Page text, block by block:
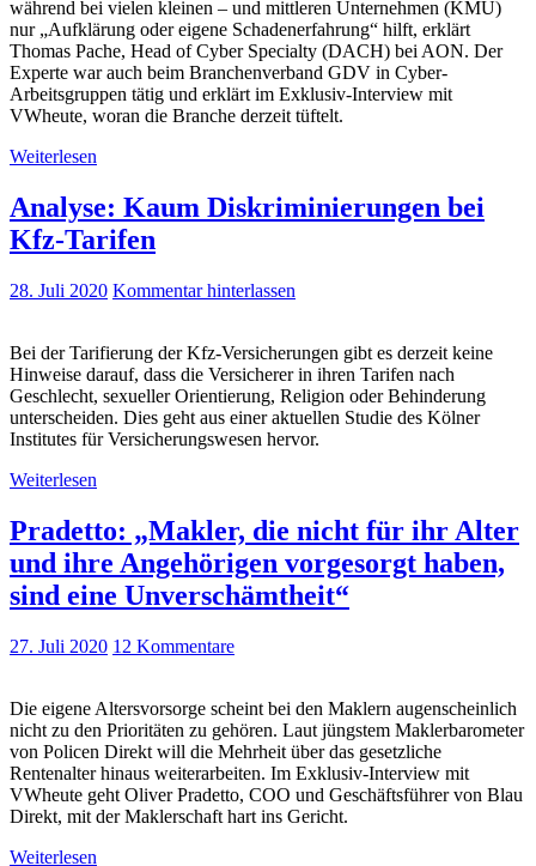
während bei vielen kleinen – und mittleren Unternehmen (KMU)
nur „Aufklärung oder eigene Schadenerfahrung“ hilft, erklärt
Thomas Pache, Head of Cyber Specialty (DACH) bei AON. Der
Experte war auch beim Branchenverband GDV in Cyber-
Arbeitsgruppen tätig und erklärt im Exklusiv-Interview mit
VWheute, woran die Branche derzeit tüftelt.
Weiterlesen
Analyse: Kaum Diskriminierungen bei
Kfz-Tarifen
28. Juli 2020 Kommentar hinterlassen
Bei der Tarifierung der Kfz-Versicherungen gibt es derzeit keine
Hinweise darauf, dass die Versicherer in ihren Tarifen nach
Geschlecht, sexueller Orientierung, Religion oder Behinderung
unterscheiden. Dies geht aus einer aktuellen Studie des Kölner
Institutes für Versicherungswesen hervor.
Weiterlesen
Pradetto: „Makler, die nicht für ihr Alter
und ihre Angehörigen vorgesorgt haben,
sind eine Unverschämtheit“
27. Juli 2020 12 Kommentare
Die eigene Altersvorsorge scheint bei den Maklern augenscheinlich
nicht zu den Prioritäten zu gehören. Laut jüngstem Maklerbarometer
von Policen Direkt will die Mehrheit über das gesetzliche
Rentenalter hinaus weiterarbeiten. Im Exklusiv-Interview mit
VWheute geht Oliver Pradetto, COO und Geschäftsführer von Blau
Direkt, mit der Maklerschaft hart ins Gericht.
Weiterlesen